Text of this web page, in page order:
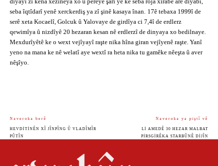
seba îqtîdarî yenê xerckerdiş ya zî şinê kasaya înan. 17ê tebaxa 1999î de
serê xeta Kocaelî, Golcuk û Yalovaye de girdîya ci 7,4î de erdlerz
qewimîya û nizdîyê 20 hezaran kesan nê erdlerzî de dinyaya xo bedilnaye.
Mexdurîyêtê ke o wext vejîyayî raşte nika hîna giran vejîyenê raşte. Yanî
yeno na mana ke nê welatî aye wextî ra heta nika tu gamêke nêeşta û aver
nêşîyo.
Naveroka berê
HEVDITINÊN XÎ JÎNPÎNG Û VLADÎMÎR
PÛTÎN
Naveroka ya piştî vê
LI AMEDÊ 30 HEZAR MALBAT
PIRSGIRÊKA STARBÛNÊ DIJÎN